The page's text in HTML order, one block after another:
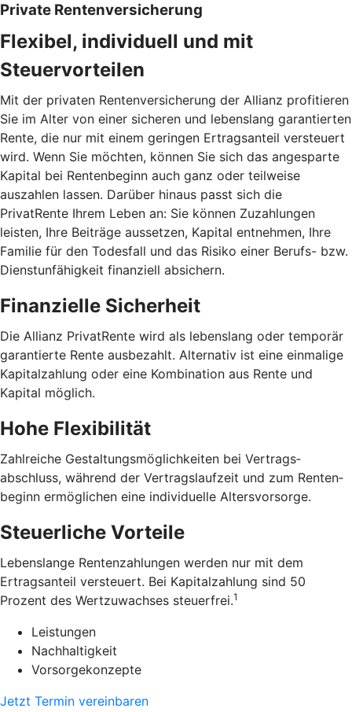
Private Rentenversicherung
Flexibel, individuell und mit
Steuervorteilen
Mit der privaten Rentenversicherung der Allianz profitieren
Sie im Alter von einer sicheren und lebenslang garantierten
Rente, die nur mit einem geringen Ertragsanteil versteuert
wird. Wenn Sie möchten, können Sie sich das angesparte
Kapital bei Rentenbeginn auch ganz oder teilweise
auszahlen lassen. Darüber hinaus passt sich die
PrivatRente Ihrem Leben an: Sie können Zuzahlungen
leisten, Ihre Beiträge aussetzen, Kapital entnehmen, Ihre
Familie für den Todesfall und das Risiko einer Berufs- bzw.
Dienstunfähigkeit finanziell absichern.
Finanzielle Sicherheit
Die Allianz PrivatRente wird als lebens­lang oder temporär
garantierte Rente ausbezahlt. Alternativ ist eine einmalige
Kapital­zahlung oder eine Kombination aus Rente und
Kapital möglich.
Hohe Flexibilität
Zahlreiche Gestaltungs­möglichkeiten bei Vertrags­
abschluss, während der Vertrags­laufzeit und zum Renten­
beginn ermöglichen eine individuelle Alters­vorsorge.
Steuerliche Vorteile
Lebens­lange Renten­zahlungen werden nur mit dem
Ertrags­anteil versteuert. Bei Kapital­zahlung sind 50
Prozent des Wert­zuwachses steuerfrei.1
Leistungen
Nachhaltigkeit
Vorsorgekonzepte
Jetzt Termin vereinbaren